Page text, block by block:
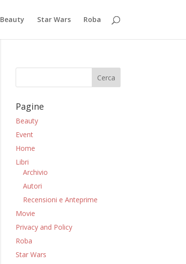
Beauty Star Wars Roba
Pagine
Beauty
Event
Home
Libri
Archivio
Autori
Recensioni e Anteprime
Movie
Privacy and Policy
Roba
Star Wars